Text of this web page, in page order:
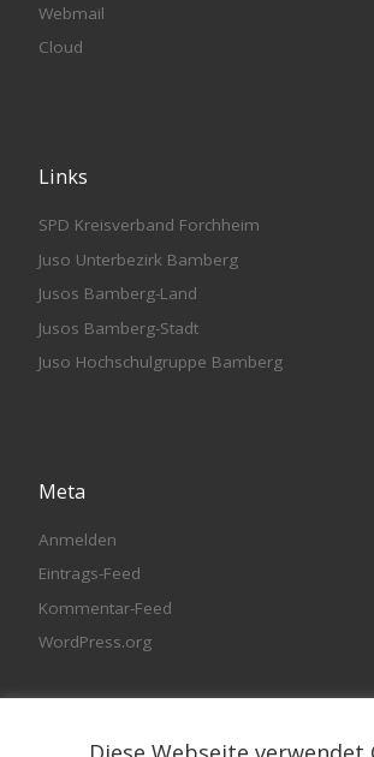
Webmail
Cloud
Links
SPD Kreisverband Forchheim
Juso Unterbezirk Bamberg
Jusos Bamberg-Land
Jusos Bamberg-Stadt
Juso Hochschulgruppe Bamberg
Meta
Anmelden
Eintrags-Feed
Kommentar-Feed
WordPress.org